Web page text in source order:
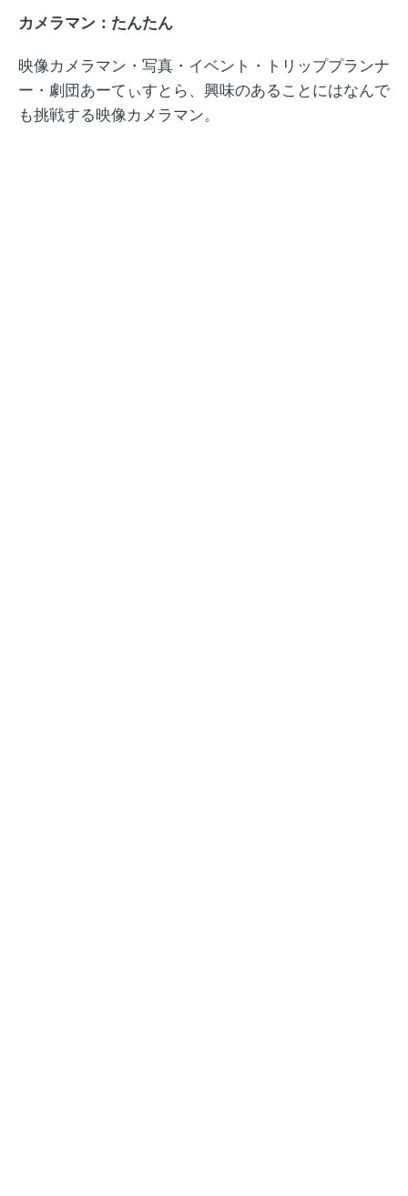
カメラマン：たんたん
映像カメラマン・写真・イベント・トリッププランナ
ー・劇団あーてぃすとら、興味のあることにはなんで
も挑戦する映像カメラマン。